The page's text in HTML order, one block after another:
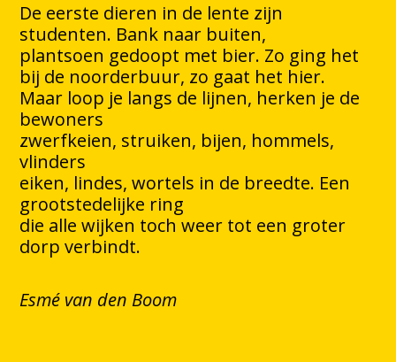
De eerste dieren in de lente zijn
studenten. Bank naar buiten,
plantsoen gedoopt met bier. Zo ging het
bij de noorderbuur, zo gaat het hier.
Maar loop je langs de lijnen, herken je de
bewoners
zwerfkeien, struiken, bijen, hommels,
vlinders
eiken, lindes, wortels in de breedte. Een
grootstedelijke ring
die alle wijken toch weer tot een groter
dorp verbindt.
Esmé van den Boom